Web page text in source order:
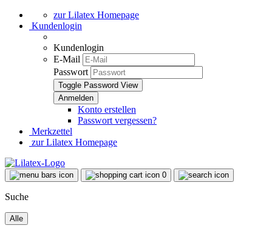
zur Lilatex Homepage
Kundenlogin
Kundenlogin
E-Mail
Passwort
Toggle Password View
Konto erstellen
Passwort vergessen?
Merkzettel
zur Lilatex Homepage
0
Suche
Alle